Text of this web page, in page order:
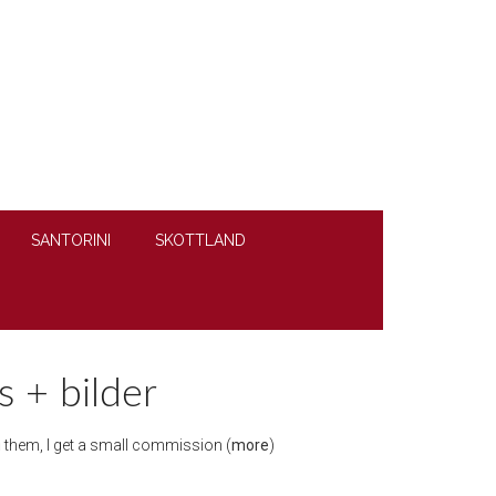
SANTORINI SKOTTLAND
+ bilder
I get a small commission (more)